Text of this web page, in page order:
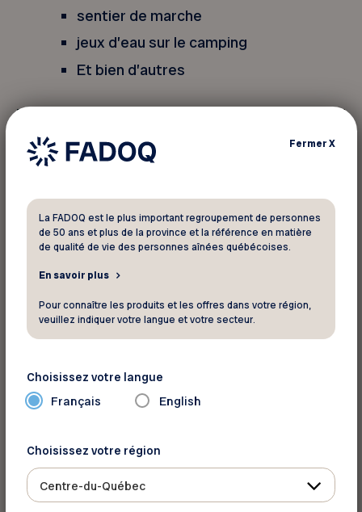
sentier de marche
jeux d’eau sur le camping
Et bien d’autres
FermerX
La FADOQ est le plus important regroupement de personnes
de 50 ans et plus de la province et la référence en matière
de qualité de vie des personnes aînées québécoises.
En savoir plus
Pour connaître les produits et les offres dans votre région,
veuillez indiquer votre langue et votre secteur.
Choisissez votre langue
Français English
Choisissez votre région
Centre-du-Québec